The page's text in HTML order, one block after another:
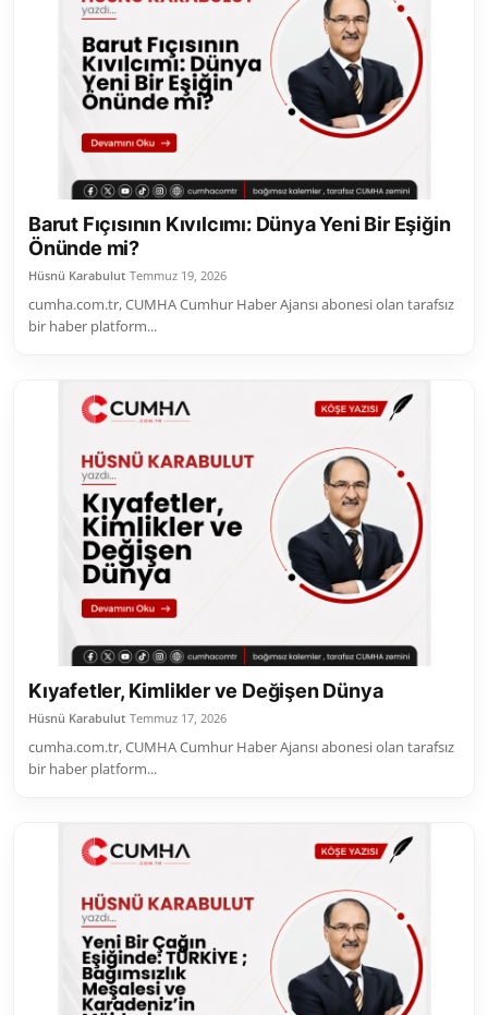
Barut Fıçısının Kıvılcımı: Dünya Yeni Bir Eşiğin
Önünde mi?
Hüsnü Karabulut Temmuz 19, 2026
cumha.com.tr, CUMHA Cumhur Haber Ajansı abonesi olan tarafsız
bir haber platform...
Kıyafetler, Kimlikler ve Değişen Dünya
Hüsnü Karabulut Temmuz 17, 2026
cumha.com.tr, CUMHA Cumhur Haber Ajansı abonesi olan tarafsız
bir haber platform...